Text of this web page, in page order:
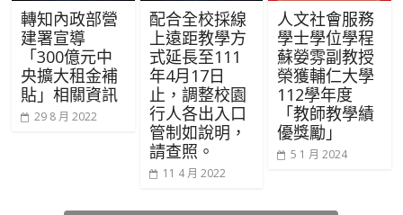
轉知內政部營
建署宣導
「300億元中
央擴大租金補
貼」相關資訊
29 8 月 2022
配合全校採線
上遠距教學方
式延長至111
年4月17日
止，調整校園
行人各出入口
管制如說明，
請查照。
11 4 月 2022
人文社會服務
學士學位學程
蘇嫈雰副教授
榮獲輔仁大學
112學年度
「教師教學績
優獎勵」
5 1 月 2024